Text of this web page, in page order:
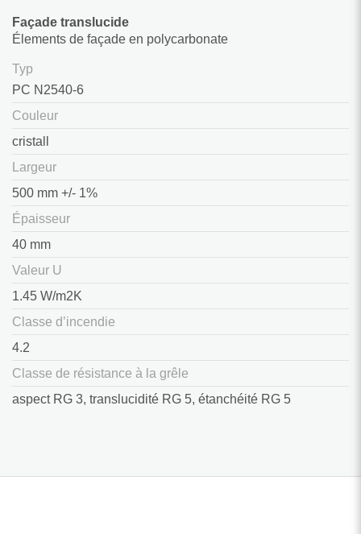
Façade translucide
Élements de façade en polycarbonate
Typ
PC N2540-6
Couleur
cristall
Largeur
500 mm +/- 1%
Épaisseur
40 mm
Valeur U
1.45 W/m2K
Classe d’incendie
4.2
Classe de résistance à la grêle
aspect RG 3, translucidité RG 5, étanchéité RG 5